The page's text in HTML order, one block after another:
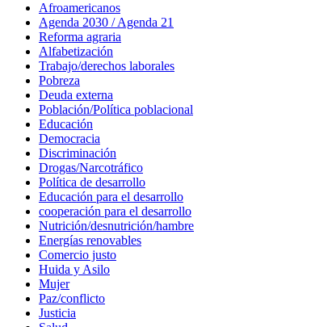
Afroamericanos
Agenda 2030 / Agenda 21
Reforma agraria
Alfabetización
Trabajo/derechos laborales
Pobreza
Deuda externa
Población/Política poblacional
Educación
Democracia
Discriminación
Drogas/Narcotráfico
Política de desarrollo
Educación para el desarrollo
cooperación para el desarrollo
Nutrición/desnutrición/hambre
Energías renovables
Comercio justo
Huida y Asilo
Mujer
Paz/conflicto
Justicia